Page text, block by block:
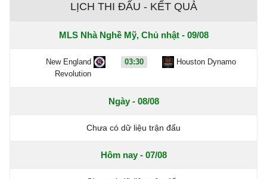
LỊCH THI ĐẤU - KẾT QUẢ
MLS Nhà Nghề Mỹ, Chủ nhật - 09/08
New England
Revolution
03:30 Houston Dynamo
Ngày - 08/08
Chưa có dữ liệu trận đấu
Hôm nay - 07/08